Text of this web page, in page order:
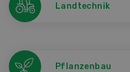
Landtechnik
Pflanzenbau